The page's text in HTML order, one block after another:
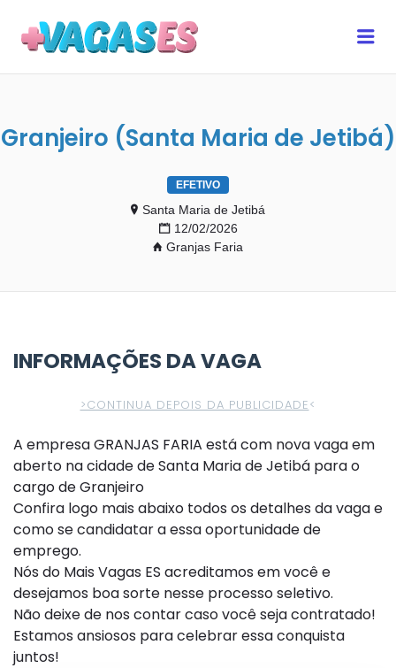
Granjeiro (Santa Maria de Jetibá)
EFETIVO
Santa Maria de Jetibá
12/02/2026
Granjas Faria
INFORMAÇÕES DA VAGA
>CONTINUA DEPOIS DA PUBLICIDADE<
A empresa GRANJAS FARIA está com nova vaga em
aberto na cidade de Santa Maria de Jetibá para o
cargo de Granjeiro
Confira logo mais abaixo todos os detalhes da vaga e
como se candidatar a essa oportunidade de
emprego.
Nós do Mais Vagas ES acreditamos em você e
desejamos boa sorte nesse processo seletivo.
Não deixe de nos contar caso você seja contratado!
Estamos ansiosos para celebrar essa conquista
juntos!